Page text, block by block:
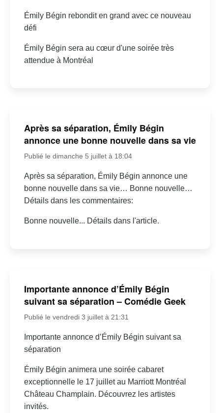
Émily Bégin rebondit en grand avec ce nouveau
défi
Émily Bégin sera au cœur d'une soirée très
attendue à Montréal
Après sa séparation, Émily Bégin
annonce une bonne nouvelle dans sa vie
Publié le dimanche 5 juillet à 18:04
Après sa séparation, Émily Bégin annonce une
bonne nouvelle dans sa vie… Bonne nouvelle…
Détails dans les commentaires:
Bonne nouvelle... Détails dans l'article.
Importante annonce d’Émily Bégin
suivant sa séparation – Comédie Geek
Publié le vendredi 3 juillet à 21:31
Importante annonce d’Émily Bégin suivant sa
séparation
Émily Bégin animera une soirée cabaret
exceptionnelle le 17 juillet au Marriott Montréal
Château Champlain. Découvrez les artistes
invités.